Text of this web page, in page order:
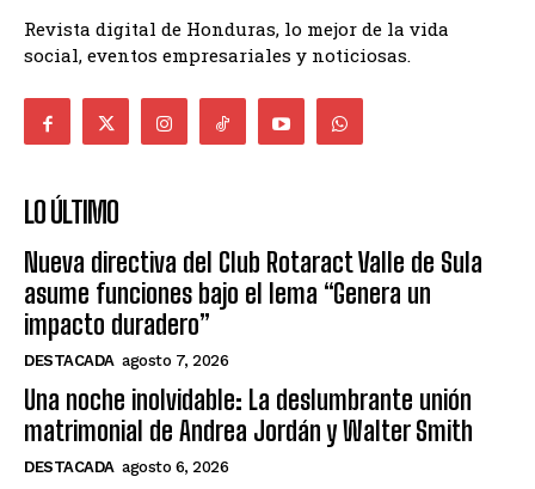
Revista digital de Honduras, lo mejor de la vida
social, eventos empresariales y noticiosas.
LO ÚLTIMO
Nueva directiva del Club Rotaract Valle de Sula
asume funciones bajo el lema “Genera un
impacto duradero”
DESTACADA agosto 7, 2026
Una noche inolvidable: La deslumbrante unión
matrimonial de Andrea Jordán y Walter Smith
DESTACADA agosto 6, 2026